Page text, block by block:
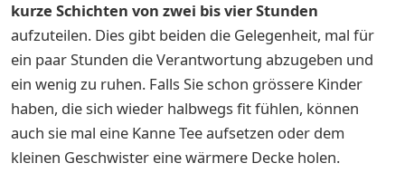
kurze Schichten von zwei bis vier Stunden
aufzuteilen. Dies gibt beiden die Gelegenheit, mal für
ein paar Stunden die Verantwortung abzugeben und
ein wenig zu ruhen. Falls Sie schon grössere Kinder
haben, die sich wieder halbwegs fit fühlen, können
auch sie mal eine Kanne Tee aufsetzen oder dem
kleinen Geschwister eine wärmere Decke holen.